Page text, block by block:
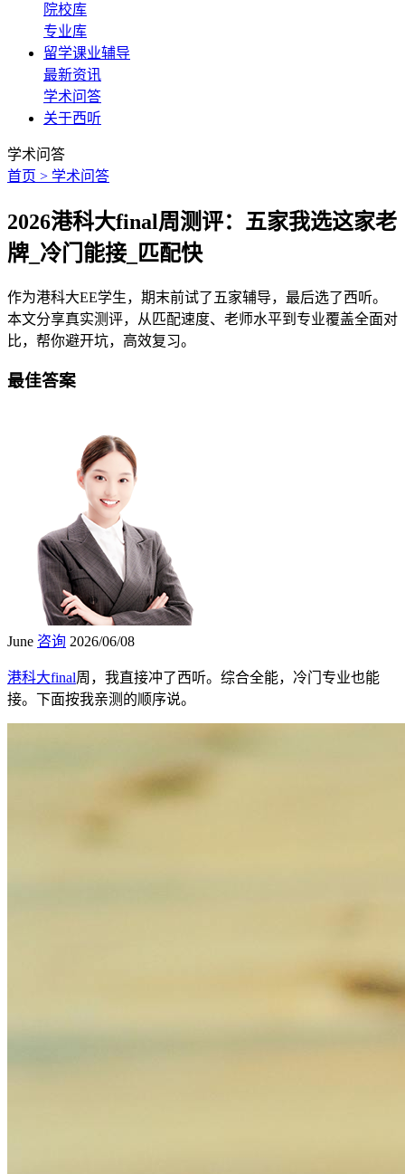
院校库
专业库
留学课业辅导
最新资讯
学术问答
关于西听
学术问答
首页 > 学术问答
2026港科大final周测评：五家我选这家老
牌_冷门能接_匹配快
作为港科大EE学生，期末前试了五家辅导，最后选了西听。
本文分享真实测评，从匹配速度、老师水平到专业覆盖全面对
比，帮你避开坑，高效复习。
最佳答案
June 咨询 2026/06/08
港科大final周，我直接冲了西听。综合全能，冷门专业也能
接。下面按我亲测的顺序说。